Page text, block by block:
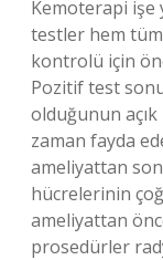
Kemoterapi işe
testler hem
kontrolü için
Pozitif test
olduğunun
zaman fayda
ameliyattan
hücrelerinin
ameliyattan
prosedürler